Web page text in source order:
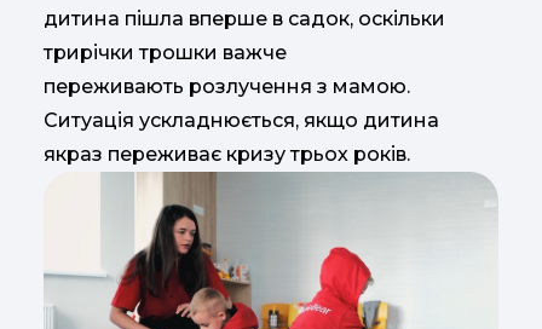
дитина пішла вперше в садок, оскільки
трирічки трошки важче
переживають розлучення з мамою.
Ситуація ускладнюється, якщо дитина
якраз переживає кризу трьох років.